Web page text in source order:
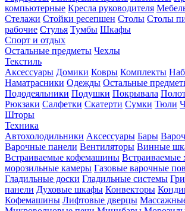
компьютерные Кресла руководителя
Стелажи Стойки ресепшен Столы Столы
рабочие Стулья Тумбы Шкафы
Спорт и отдых
Остальные предметы Чехлы
Текстиль
Аксессуары Домики Ковры Комплекты
Наматрасники Одежды Остальные
Пододеяльники Подушки Покрывала
Рюкзаки Салфетки Скатерти Сумки Тюли
Шторы
Техника
Автохолодильники Аксессуары Бары
Варочные панели Вентиляторы Винные
Встраиваемые кофемашины Встраиваемые
морозильные камеры Газовые варочные
Гладильные доски Гладильные системы
панели Духовые шкафы Конвекторы
Кофемашины Лифтовые дверцы